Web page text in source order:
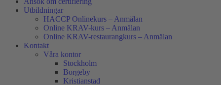
Utbildningar
HACCP Onlinekurs – Anmälan
Online KRAV-kurs – Anmälan
Online KRAV-restaurangkurs – Anmälan
Kontakt
Våra kontor
Stockholm
Borgeby
Kristianstad